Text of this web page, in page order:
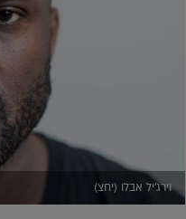
וירג'יל אבלו (יחצ)